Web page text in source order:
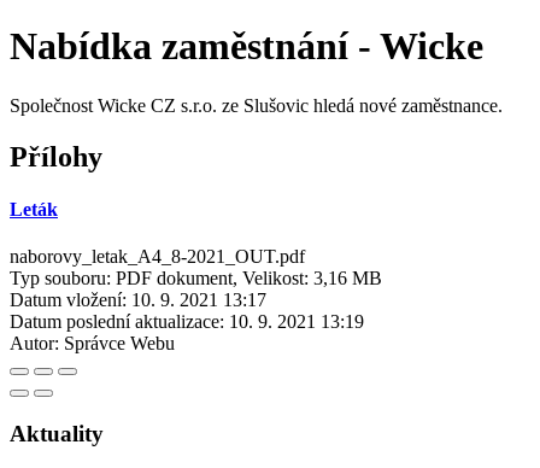
Nabídka zaměstnání - Wicke
Společnost Wicke CZ s.r.o. ze Slušovic hledá nové zaměstnance.
Přílohy
Leták
naborovy_letak_A4_8-2021_OUT.pdf
Typ souboru: PDF dokument, Velikost: 3,16 MB
Datum vložení: 10. 9. 2021 13:17
Datum poslední aktualizace: 10. 9. 2021 13:19
Autor: Správce Webu
Aktuality